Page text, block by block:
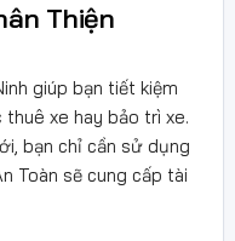
Thiện
giúp bạn tiết kiệm
thuê xe hay bảo trì xe.
bạn chỉ cần sử dụng
Toàn sẽ cung cấp tài